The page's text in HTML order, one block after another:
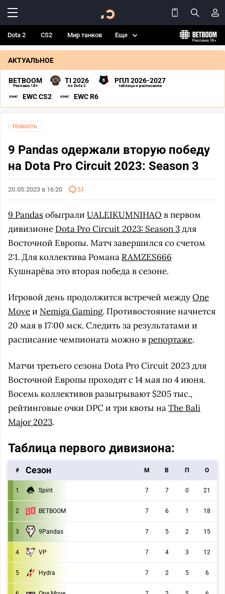
Dota 2 CS2 Мир танков Еще
АКТУАЛЬНОЕ
BETBOOM
Реклама 18+
TI 2026
по Dota 2
РПЛ 2026-2027
таблица и расписание
EWC CS2 EWC R6
Новость
9 Pandas одержали вторую победу
на Dota Pro Circuit 2023: Season 3
20.05.2023 в 16:20 51
9 Pandasобыграли UALEIKUMNIHAO в первом
дивизионе Dota Pro Circuit 2023: Season 3для
Восточной Европы. Матч завершился со счетом
2:1. Для коллектива Романа RAMZES666
Кушнарёва это вторая победа в сезоне.
Игровой день продолжится встречей междуOne
Moveи Nemiga Gaming. Противостояние начнется
20 мая в 17:00 мск. Следить за результатами и
расписание чемпионата можно врепортаже.
Матчи третьего сезона Dota Pro Circuit 2023 для
Восточной Европы проходят с 14 мая по 4 июня.
Восемь коллективов разыгрывают $205 тыс.,
рейтинговые очки DPC и три квоты наThe Bali
Major 2023.
Таблица первого дивизиона:
# Сезон M В П О
1 Spirit 7 7 0 21
2 BETBOOM 7 6 1 18
3 9Pandas 7 5 2 15
4 VP 7 4 3 12
5 Hydra 7 2 5 6